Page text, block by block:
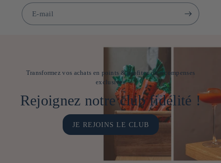
E-mail
Transformez vos achats en points & profitez de récompenses
exclusives
Rejoignez notre club fidélité !
JE REJOINS LE CLUB